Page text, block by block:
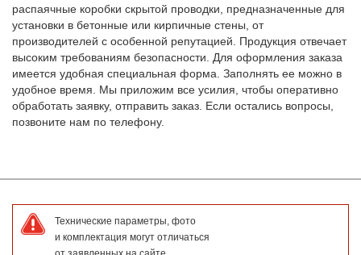
распаячные коробки скрытой проводки, предназначенные для
установки в бетонные или кирпичные стены, от
производителей с особенной репутацией. Продукция отвечает
высоким требованиям безопасности. Для оформления заказа
имеется удобная специальная форма. Заполнять ее можно в
удобное время. Мы приложим все усилия, чтобы оперативно
обработать заявку, отправить заказ. Если остались вопросы,
позвоните нам по телефону.
Технические параметры, фото
и комплектация могут отличаться